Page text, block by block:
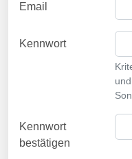
Email
Kennwort
Kennwort
bestätigen